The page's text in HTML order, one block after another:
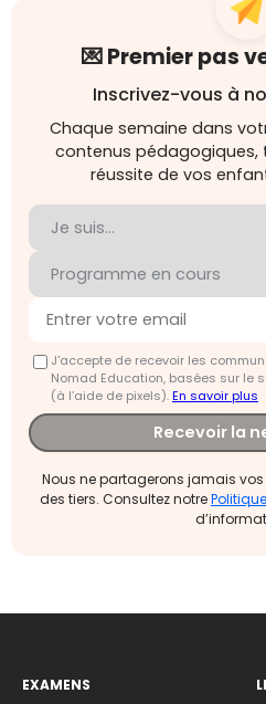
💌 Premier pas
Inscrivez-vous à
Chaque semaine dans
contenus pédagogiques,
réussite de vos
J'accepte de recevoir les
Nomad Education, basées sur le
(à l’aide de pixels).En savoir plus
Recevoir la
Nous ne partagerons jamais
des tiers. Consultez notre
EXAMENS